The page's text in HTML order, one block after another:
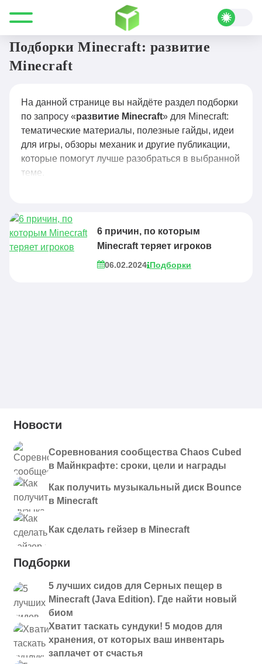
Все для Minecraft развитие Minecraft
Подборки Minecraft: развитие
Minecraft
На данной странице вы найдёте раздел подборки
по запросу «развитие Minecraft» для Minecraft:
тематические материалы, полезные гайды, идеи
для игры, обзоры механик и другие публикации,
которые помогут лучше разобраться в выбранной
теме.
6 причин, по которым
Minecraft теряет игроков
06.02.2024 Подборки
Новости
Соревнования сообщества Chaos Cubed
в Майнкрафте: сроки, цели и награды
Как получить музыкальный диск Bounce
в Minecraft
Как сделать гейзер в Minecraft
Подборки
5 лучших сидов для Серных пещер в
Minecraft (Java Edition). Где найти новый
биом
Хватит таскать сундуки! 5 модов для
хранения, от которых ваш инвентарь
заплачет от счастья